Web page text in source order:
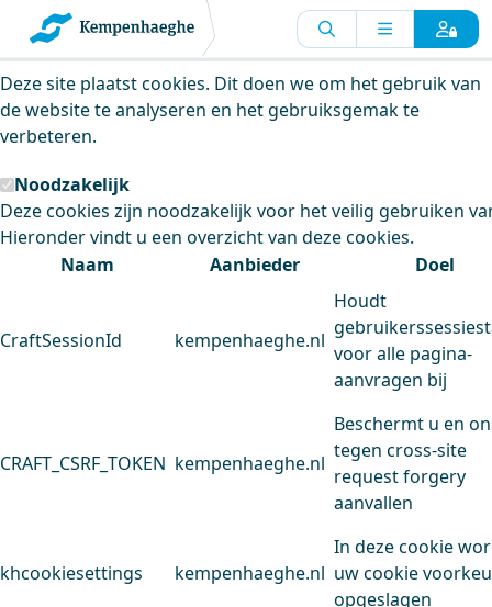
Kempenhaeghe maakt gebruik van
cookies
Deze site plaatst cookies. Dit doen we om het gebruik van
de website te analyseren en het gebruiksgemak te
verbeteren.
Noodzakelijk
Deze cookies zijn noodzakelijk voor het veilig gebruiken
Hieronder vindt u een overzicht van deze cookies.
Naam
Aanbieder Doel
CraftSessionId kempenhaeghe.nl
Houdt
voor alle pagina-
aanvragen bij
CRAFT_CSRF_TOKEN kempenhaeghe.nl
Beschermt u en
tegen cross-site
request forgery
aanvallen
khcookiesettings kempenhaeghe.nl
In deze cookie
uw cookie
opgeslagen